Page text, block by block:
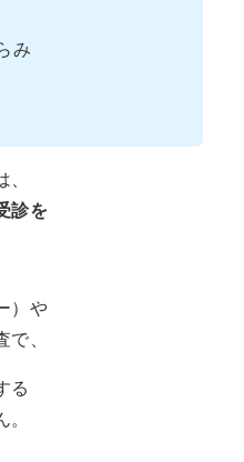
み
診を
）や
で、
る